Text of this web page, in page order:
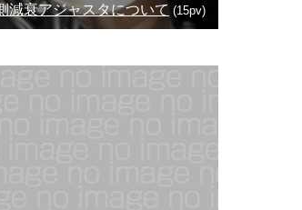
減衰アジャスタについて (15pv)